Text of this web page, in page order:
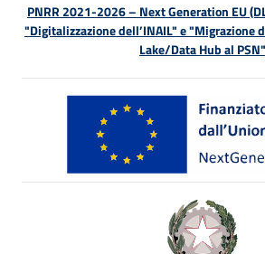
PNRR 2021-2026 – Next Generation EU
"Digitalizzazione dell’INAIL" e "Migrazione
Lake/Data Hub al PSN"